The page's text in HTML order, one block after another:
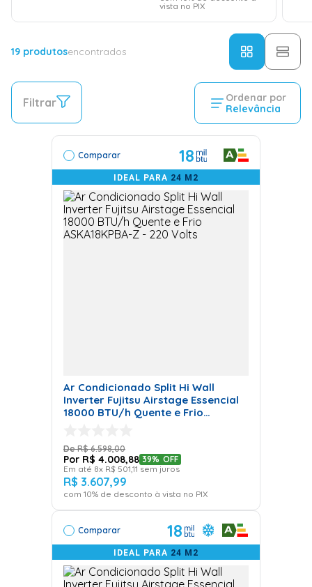
vista no PIX
19 produtosencontrados
Filtrar
Ordenar por
Relevância
Comparar 18
IDEAL PARA 24 M2
Ar Condicionado Split Hi Wall
Inverter Fujitsu Airstage Essencial
18000 BTU/h Quente e Frio
R$ 6.598,00
R$ 4.008,88 39% OFF
Em até 8x R$ 501,11 sem juros
R$ 3.607,99
com 10% de desconto à vista no PIX
Comparar 18
IDEAL PARA 24 M2